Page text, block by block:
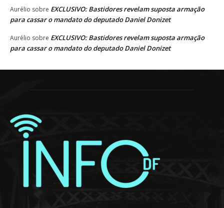
Aurélio sobre EXCLUSIVO: Bastidores revelam suposta armação
para cassar o mandato do deputado Daniel Donizet
Aurélio sobre EXCLUSIVO: Bastidores revelam suposta armação
para cassar o mandato do deputado Daniel Donizet